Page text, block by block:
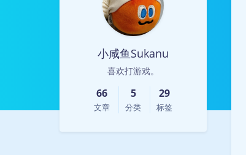
小咸鱼Sukanu
喜欢打游戏。
66
文章
5
分类
29
标签